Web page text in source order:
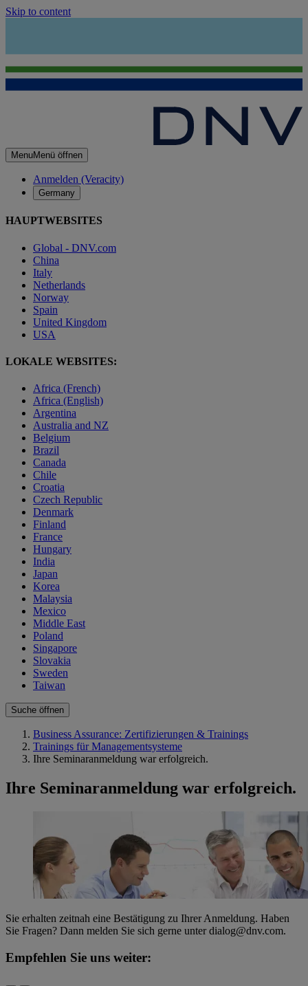
Skip to content
MenuMenü öffnen
Anmelden (Veracity)
Germany
HAUPTWEBSITES
Global - DNV.com
China
Italy
Netherlands
Norway
Spain
United Kingdom
USA
LOKALE WEBSITES:
Africa (French)
Africa (English)
Argentina
Australia and NZ
Belgium
Brazil
Canada
Chile
Croatia
Czech Republic
Denmark
Finland
France
Hungary
India
Japan
Korea
Malaysia
Mexico
Middle East
Poland
Singapore
Slovakia
Sweden
Taiwan
Suche öffnen
Business Assurance: Zertifizierungen & Trainings
Trainings für Managementsysteme
Ihre Seminaranmeldung war erfolgreich.
Ihre Seminaranmeldung war erfolgreich.
Sie erhalten zeitnah eine Bestätigung zu Ihrer Anmeldung. Haben
Sie Fragen? Dann melden Sie sich gerne unter dialog@dnv.com.
Empfehlen Sie uns weiter: